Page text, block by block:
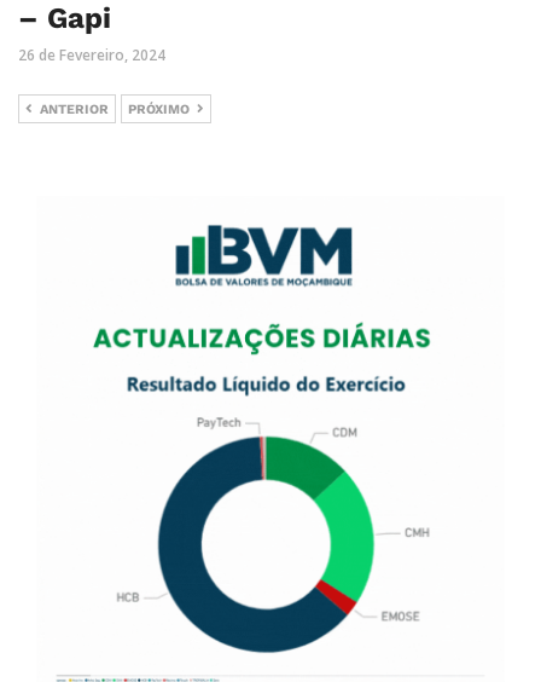
– Gapi
26 de Fevereiro, 2024
ANTERIOR PRÓXIMO